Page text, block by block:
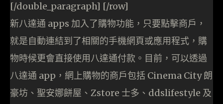
[/double_paragraph] [/row]
新八達通 apps 加入了購物功能，只要點擊商戶，
就是自動連結到了相關的手機網頁或應用程式，購
物時候更會直接使用八達通付款。目前，可以透過
八達通 app，網上購物的商戶包括 Cinema City 朗
豪坊、聖安娜餅屋、Zstore 士多、ddslifestyle 及